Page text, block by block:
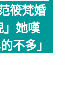
筱梵婚
」她嘆
不多」